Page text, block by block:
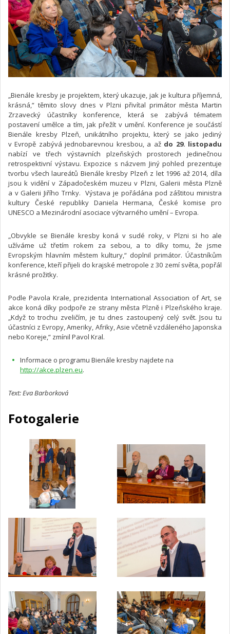
„Bienále kresby je projektem, který ukazuje, jak je kultura příjemná,
krásná,“ těmito slovy dnes v Plzni přivítal primátor města Martin
Zrzavecký účastníky konference, která se zabývá tématem
postavení umělce a tím, jak přežít v umění. Konference je součástí
Bienále kresby Plzeň, unikátního projektu, který se jako jediný
v Evropě zabývá jednobarevnou kresbou, a až do 29. listopadu
nabízí ve třech výstavních plzeňských prostorech jedinečnou
retrospektivní výstavu. Expozice s názvem Jiný pohled prezentuje
tvorbu všech laureátů Bienále kresby Plzeň z let 1996 až 2014, díla
jsou k vidění v Západočeském muzeu v Plzni, Galerii města Plzně
a v Galerii Jiřího Trnky. Výstava je pořádána pod záštitou ministra
kultury České republiky Daniela Hermana, České komise pro
UNESCO a Mezinárodní asociace výtvarného umění – Evropa.
„Obvykle se Bienále kresby koná v sudé roky, v Plzni si ho ale
užíváme už třetím rokem za sebou, a to díky tomu, že jsme
Evropským hlavním městem kultury,“ doplnil primátor. Účastníkům
konference, kteří přijeli do krajské metropole z 30 zemí světa, popřál
krásné prožitky.
Podle Pavola Krale, prezidenta International Association of Art, se
akce koná díky podpoře ze strany města Plzně i Plzeňského kraje.
„Když to trochu zveličím, je tu dnes zastoupený celý svět. Jsou tu
účastníci z Evropy, Ameriky, Afriky, Asie včetně vzdáleného Japonska
nebo Koreje,“ zmínil Pavol Kral.
Informace o programu Bienále kresby najdete na
http://akce.plzen.eu.
Text: Eva Barborková
Fotogalerie